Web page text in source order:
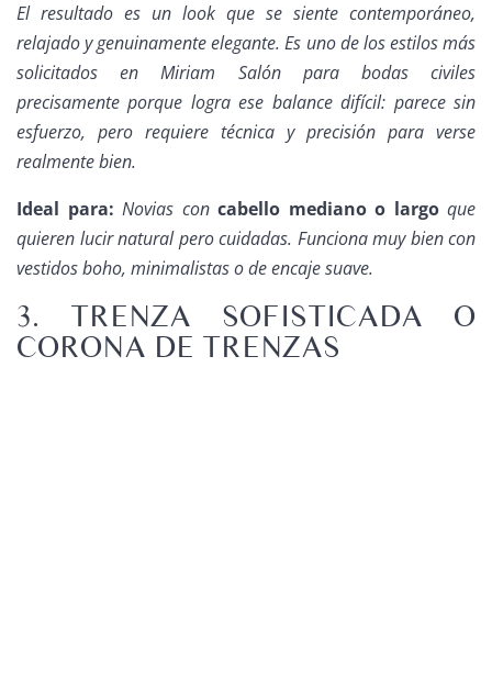
El resultado es un look que se siente contemporáneo,
relajado y genuinamente elegante. Es uno de los estilos más
solicitados en Miriam Salón para bodas civiles
precisamente porque logra ese balance difícil: parece sin
esfuerzo, pero requiere técnica y precisión para verse
realmente bien.
Ideal para: Novias con cabello mediano o largoque
quieren lucir natural pero cuidadas. Funciona muy bien con
vestidos boho, minimalistas o de encaje suave.
3. TRENZA SOFISTICADA O
CORONA DE TRENZAS